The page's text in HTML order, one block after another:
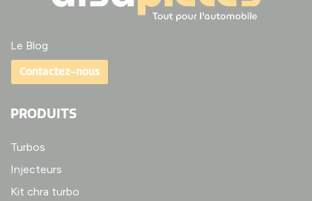
Le Blog
Contactez-nous
PRODUITS
Turbos
Injecteurs
Kit chra turbo